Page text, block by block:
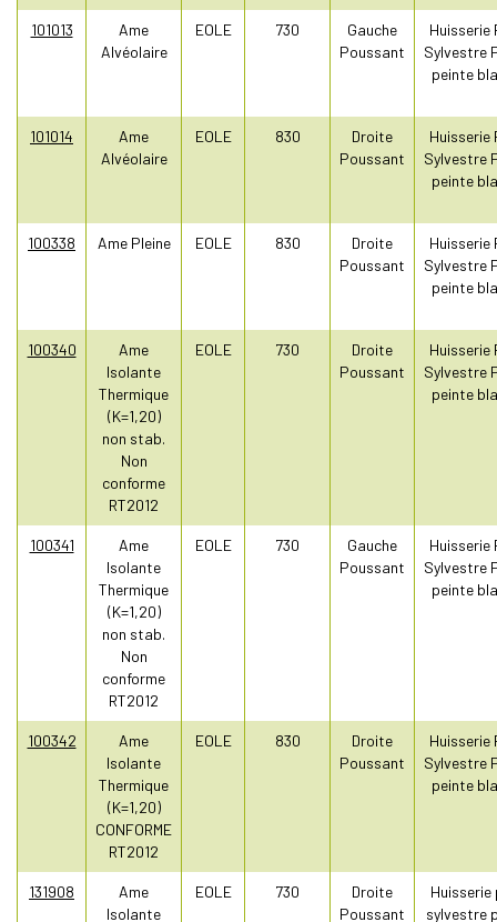
101013
Ame
Alvéolaire
EOLE 730
Gauche
Poussant
Huisserie
Sylvestre
peinte
101014
Ame
Alvéolaire
EOLE 830
Droite
Poussant
Huisserie
Sylvestre
peinte
100338 Ame Pleine EOLE 830
Droite
Poussant
Huisserie
Sylvestre
peinte
100340
Ame
Isolante
Thermique
(K=1,20)
non stab.
Non
conforme
RT2012
EOLE 730
Droite
Poussant
Huisserie
Sylvestre
peinte
100341
Ame
Isolante
Thermique
(K=1,20)
non stab.
Non
conforme
RT2012
EOLE 730
Gauche
Poussant
Huisserie
Sylvestre
peinte
100342
Ame
Isolante
Thermique
(K=1,20)
CONFORME
RT2012
EOLE 830
Droite
Poussant
Huisserie
Sylvestre
peinte
131908
Ame
Isolante
EOLE 730
Droite
Poussant
Huisserie
sylvestre